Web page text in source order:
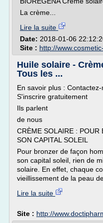
La crème...
Lire la suite
Date: 2018-01-06
Site : http://
Huile solaire -
Tous les ...
En savoir plus :
S'inscrire gratuitement
Ils parlent
de nous
CRÈME SOLAIRE : POUR
SON CAPITAL SOLEIL
Pour bronzer de façon
son capital soleil, rien de
solaire. En effet, chaque
vieillissement de la peau
Lire la suite
Site : http://